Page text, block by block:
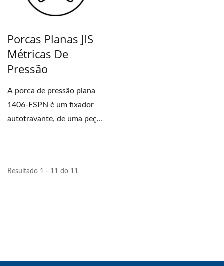
Porcas Planas JIS
Métricas De
Pressão
A porca de pressão plana
1406-FSPN é um fixador
autotravante, de uma peça
Resultado 1 - 11 do 11